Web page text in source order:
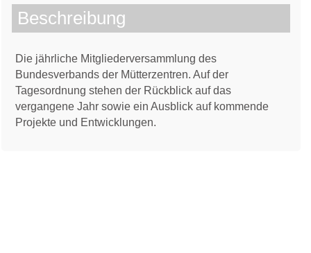
Beschreibung
Die jährliche Mitgliederversammlung des
Bundesverbands der Mütterzentren. Auf der
Tagesordnung stehen der Rückblick auf das
vergangene Jahr sowie ein Ausblick auf kommende
Projekte und Entwicklungen.